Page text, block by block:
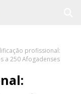
profissional:
a 250 Afogadenses